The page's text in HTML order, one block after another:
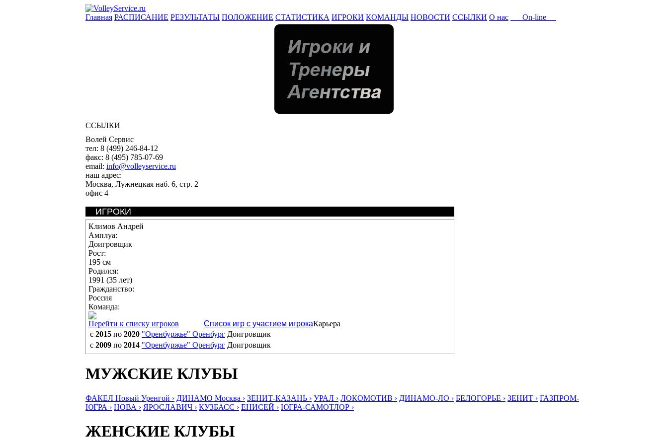
Главная РАСПИСАНИЕ РЕЗУЛЬТАТЫ ПОЛОЖЕНИЕ СТАТИСТИКА ИГРОКИ КОМАНДЫ НОВОСТИ ССЫЛКИ О нас On-line
ССЫЛКИ
Волей Сервис
тел: 8 (499) 246-84-12
факс: 8 (495) 785-07-69
email: info@volleyservice.ru
наш адрес:
Москва, Лужнецкая наб. 6, стр. 2
офис 4
ИГРОКИ
Климов Андрей
Амплуа:
Доигровщик
Рост:
195 см
Родился:
1991 (35 лет)
Гражданство:
Россия
Команда:
Перейти к списку игроков
Список игр с участием игрокаКарьера
с 2015 по 2020 "Оренбуржье" Оренбург Доигровщик
с 2009 по 2014 "Оренбуржье" Оренбург Доигровщик
МУЖСКИЕ КЛУБЫ
ФАКЕЛ Новый Уренгой › ДИНАМО Москва › ЗЕНИТ-КАЗАНЬ › УРАЛ › ЛОКОМОТИВ › ДИНАМО-ЛО › БЕЛОГОРЬЕ › ЗЕНИТ › ГАЗПРОМ-
ЮГРА › НОВА › ЯРОСЛАВИЧ › КУЗБАСС › ЕНИСЕЙ › ЮГРА-САМОТЛОР ›
ЖЕНСКИЕ КЛУБЫ